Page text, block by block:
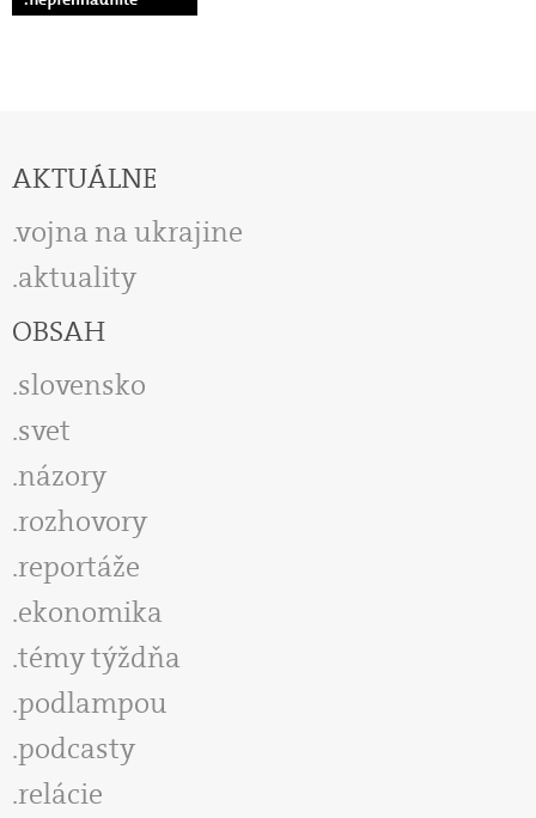
AKTUÁLNE
vojna na ukrajine
aktuality
OBSAH
slovensko
svet
názory
rozhovory
reportáže
ekonomika
témy týždňa
podlampou
podcasty
relácie